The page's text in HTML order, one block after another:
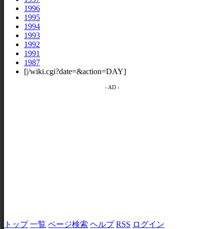
1996
1995
1994
1993
1992
1991
1987
[|/wiki.cgi?date=&action=DAY]
- AD -
トップ 一覧 ページ検索 ヘルプ RSS ログイン